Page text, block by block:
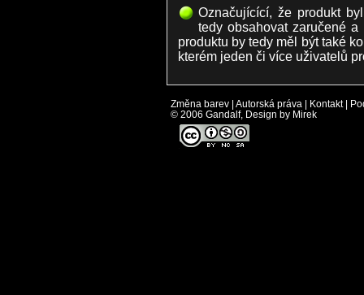
Označujícící, že produkt
tedy obsahovat zaručené
produktu by tedy měl být také
kterém jeden či více uživatelů
Změna barev | Autorská práva | Kontakt|
© 2006 Gandalf, Design by Mirek